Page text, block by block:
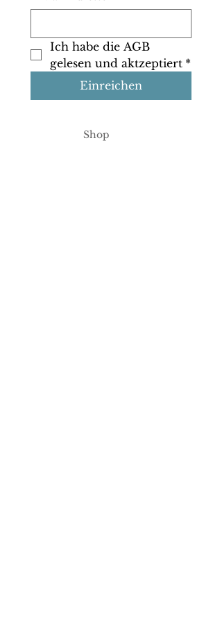
Ich habe die AGB
gelesen und aktzeptiert *
Einreichen
Shop